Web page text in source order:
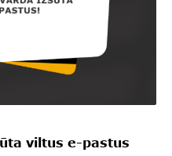
viltus e-pastus